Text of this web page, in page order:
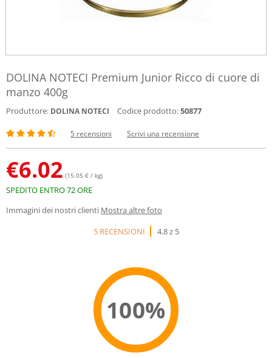
DOLINA NOTECI Premium Junior Ricco di cuore di
manzo 400g
Produttore: DOLINA NOTECI Codice prodotto:50877
5 recensioni Scrivi una recensione
€6.02 (15.05 € / kg)
SPEDITO ENTRO 72 ORE
Immagini dei nostri clienti Mostra altre foto
5 RECENSIONI
4.8 z 5
100%